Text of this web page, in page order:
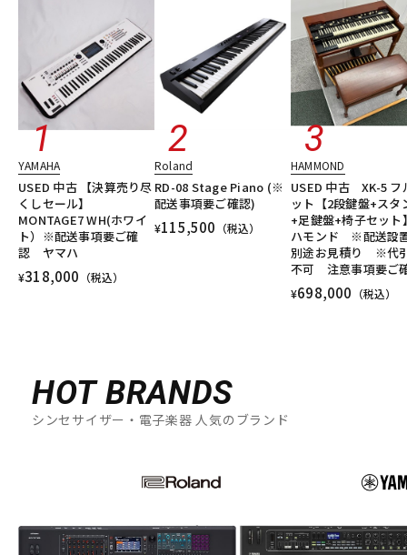
YAMAHA
USED 中古 【決算売り尽
くしセール】
MONTAGE7 WH(ホワイ
ト）※配送事項要ご確
認 ヤマハ
¥318,000 （税込）
Roland
RD-08 Stage Piano (※
配送事項要ご確認)
¥115,500 （税込）
HAMMOND
USED 中古 XK-5 フ
ット【2段鍵盤+スタ
+足鍵盤+椅子セッ
ハモンド ※配送設
別途お見積り ※代
不可 注意事項要ご
¥698,000 （税込）
HOT BRANDS
シンセサイザー・電子楽器 人気のブランド